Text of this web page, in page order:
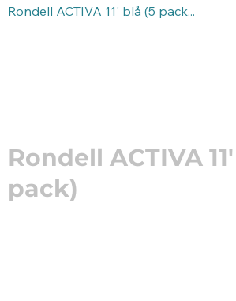
Rondell ACTIVA 11' blå (5 pack...
Rondell ACTIVA
pack)